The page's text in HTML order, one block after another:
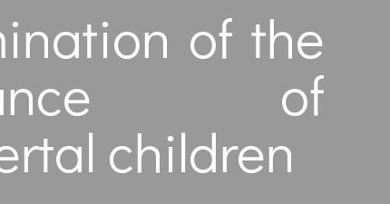
of the
of
children